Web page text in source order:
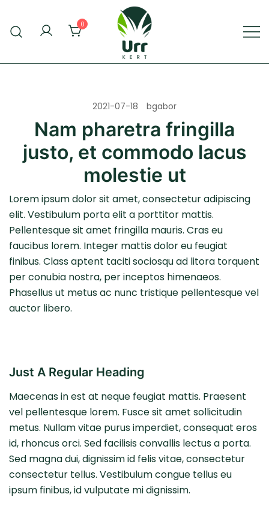
content
0
2021-07-18 bgabor
Nam pharetra fringilla
justo, et commodo lacus
molestie ut
Lorem ipsum dolor sit amet, consectetur adipiscing
elit. Vestibulum porta elit a porttitor mattis.
Pellentesque sit amet fringilla mauris. Cras eu
faucibus lorem. Integer mattis dolor eu feugiat
finibus. Class aptent taciti sociosqu ad litora torquent
per conubia nostra, per inceptos himenaeos.
Phasellus ut metus ac nunc tristique pellentesque vel
auctor libero.
Just A Regular Heading
Maecenas in est at neque feugiat mattis. Praesent
vel pellentesque lorem. Fusce sit amet sollicitudin
metus. Nullam vitae purus imperdiet, consequat eros
id, rhoncus orci. Sed facilisis convallis lectus a porta.
Sed magna dui, dignissim id felis vitae, consectetur
consectetur tellus. Vestibulum congue tellus eu
ipsum finibus, id vulputate mi dignissim.